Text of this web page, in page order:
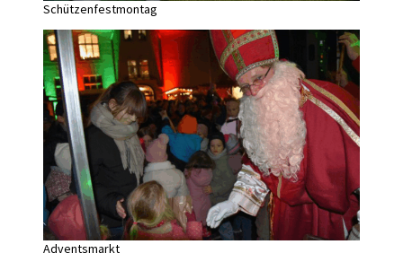
Schützenfestmontag
Adventsmarkt